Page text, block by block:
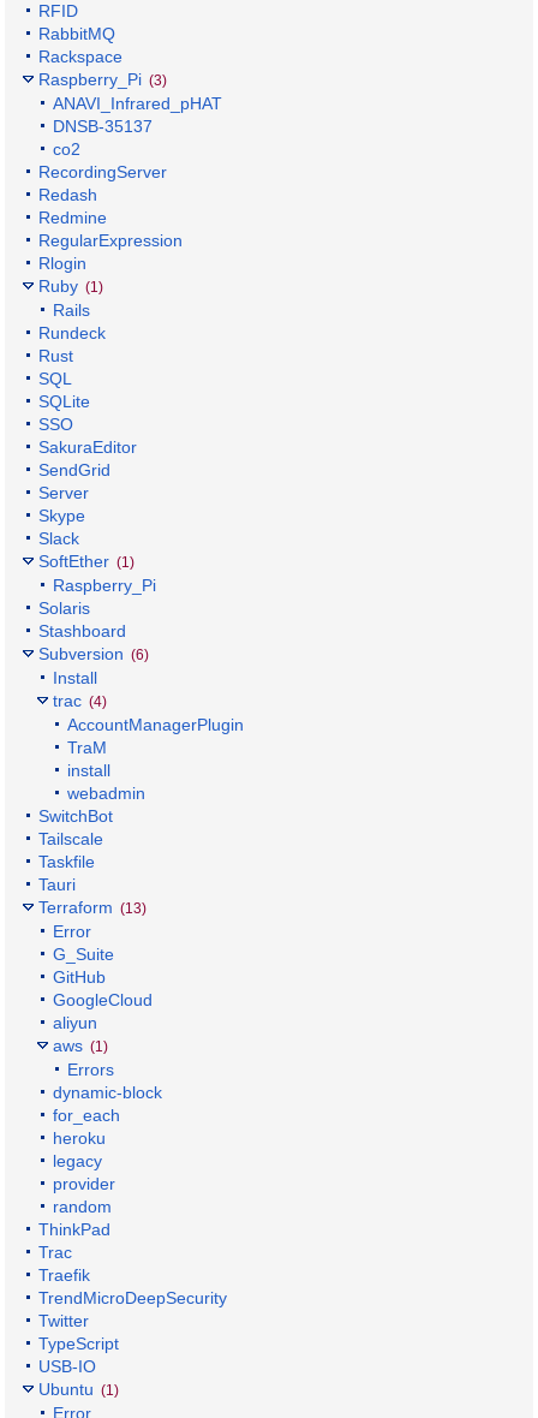
RFID
RabbitMQ
Rackspace
Raspberry_Pi (3)
ANAVI_Infrared_pHAT
DNSB-35137
co2
RecordingServer
Redash
Redmine
RegularExpression
Rlogin
Ruby (1)
Rails
Rundeck
Rust
SQL
SQLite
SSO
SakuraEditor
SendGrid
Server
Skype
Slack
SoftEther (1)
Raspberry_Pi
Solaris
Stashboard
Subversion (6)
Install
trac (4)
AccountManagerPlugin
TraM
install
webadmin
SwitchBot
Tailscale
Taskfile
Tauri
Terraform (13)
Error
G_Suite
GitHub
GoogleCloud
aliyun
aws (1)
Errors
dynamic-block
for_each
heroku
legacy
provider
random
ThinkPad
Trac
Traefik
TrendMicroDeepSecurity
Twitter
TypeScript
USB-IO
Ubuntu (1)
Error